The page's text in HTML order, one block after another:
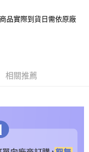
品實際到貨日需依原廠
相關推薦